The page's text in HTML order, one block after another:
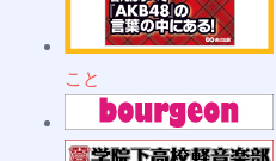
こと